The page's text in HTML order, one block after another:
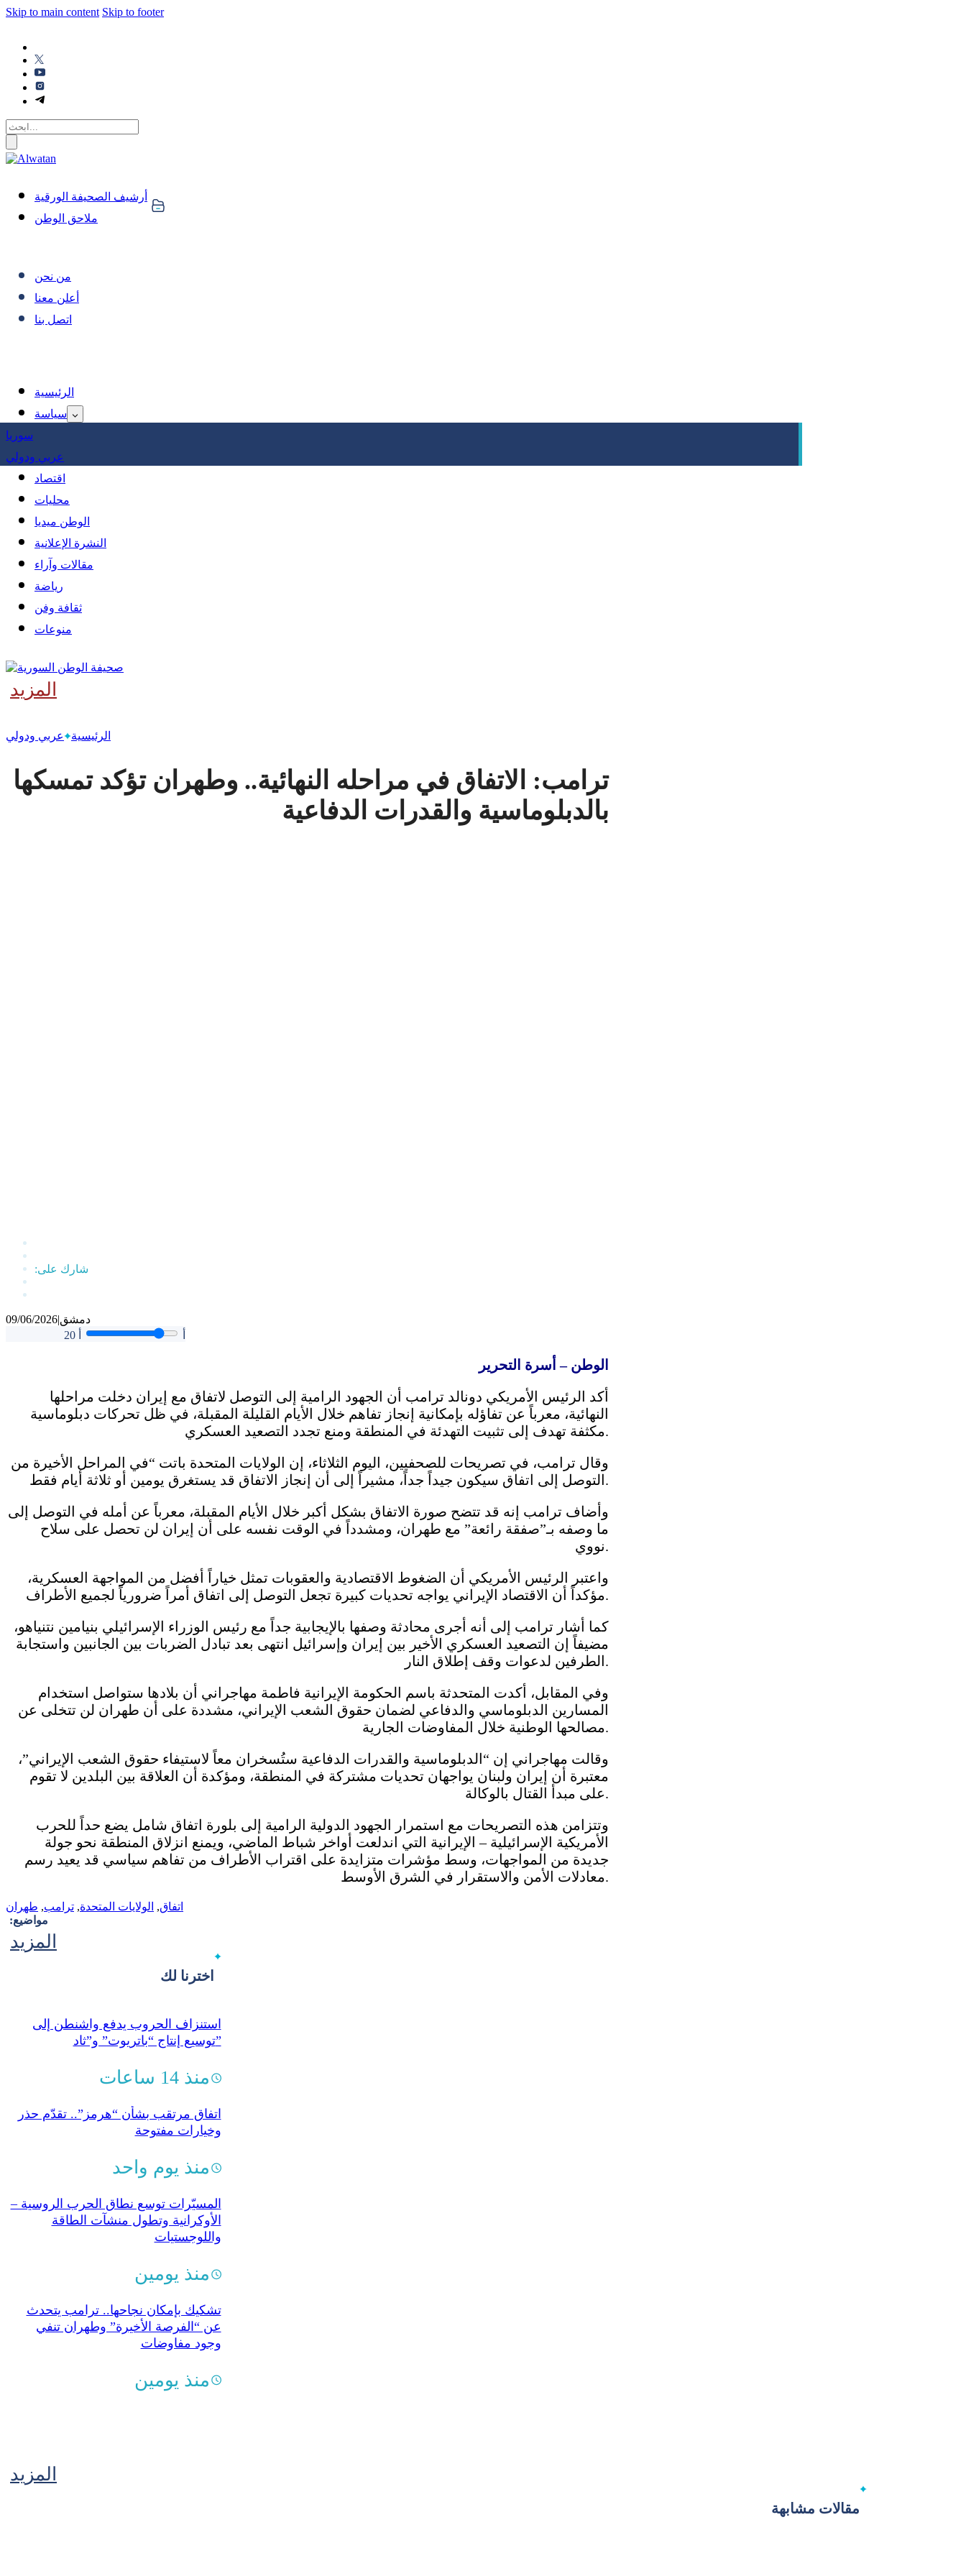
Skip to main content Skip to footer
أرشيف الصحيفة الورقية
ملاحق الوطن
من نحن
أعلن معنا
اتصل بنا
الرئيسية
سياسة
سوريا
عربي ودولي
اقتصاد
محليات
الوطن ميديا
النشرة الإعلانية
مقالات وآراء
رياضة
ثقافة وفن
منوعات
المزيد
الأخبار:‬ الرئيسية عربي ودولي
ترامب: الاتفاق في مراحله النهائية.. وطهران تؤكد تمسكها
بالدبلوماسية والقدرات الدفاعية
09/06/2026|دمشق
20
الوطن – أسرة التحرير
أكد الرئيس الأمريكي دونالد ترامب أن الجهود الرامية إلى التوصل لاتفاق مع إيران دخلت مراحلها
النهائية، معرباً عن تفاؤله بإمكانية إنجاز تفاهم خلال الأيام القليلة المقبلة، في ظل تحركات دبلوماسية
مكثفة تهدف إلى تثبيت التهدئة في المنطقة ومنع تجدد التصعيد العسكري.
وقال ترامب، في تصريحات للصحفيين، اليوم الثلاثاء، إن الولايات المتحدة باتت “في المراحل الأخيرة من
التوصل إلى اتفاق سيكون جيداً جداً، مشيراً إلى أن إنجاز الاتفاق قد يستغرق يومين أو ثلاثة أيام فقط.
وأضاف ترامب إنه قد تتضح صورة الاتفاق بشكل أكبر خلال الأيام المقبلة، معرباً عن أمله في التوصل إلى
ما وصفه بـ”صفقة رائعة” مع طهران، ومشدداً في الوقت نفسه على أن إيران لن تحصل على سلاح
نووي.
واعتبر الرئيس الأمريكي أن الضغوط الاقتصادية والعقوبات تمثل خياراً أفضل من المواجهة العسكرية،
مؤكداً أن الاقتصاد الإيراني يواجه تحديات كبيرة تجعل التوصل إلى اتفاق أمراً ضرورياً لجميع الأطراف.
كما أشار ترامب إلى أنه أجرى محادثة وصفها بالإيجابية جداً مع رئيس الوزراء الإسرائيلي بنيامين نتنياهو،
مضيفاً إن التصعيد العسكري الأخير بين إيران وإسرائيل انتهى بعد تبادل الضربات بين الجانبين واستجابة
الطرفين لدعوات وقف إطلاق النار.
وفي المقابل، أكدت المتحدثة باسم الحكومة الإيرانية فاطمة مهاجراني أن بلادها ستواصل استخدام
المسارين الدبلوماسي والدفاعي لضمان حقوق الشعب الإيراني، مشددة على أن طهران لن تتخلى عن
مصالحها الوطنية خلال المفاوضات الجارية.
وقالت مهاجراني إن “الدبلوماسية والقدرات الدفاعية ستُسخران معاً لاستيفاء حقوق الشعب الإيراني”،
معتبرة أن إيران ولبنان يواجهان تحديات مشتركة في المنطقة، ومؤكدة أن العلاقة بين البلدين لا تقوم
على مبدأ القتال بالوكالة.
وتتزامن هذه التصريحات مع استمرار الجهود الدولية الرامية إلى بلورة اتفاق شامل يضع حداً للحرب
الأمريكية الإسرائيلية – الإيرانية التي اندلعت أواخر شباط الماضي، ويمنع انزلاق المنطقة نحو جولة
جديدة من المواجهات، وسط مؤشرات متزايدة على اقتراب الأطراف من تفاهم سياسي قد يعيد رسم
معادلات الأمن والاستقرار في الشرق الأوسط.
اتفاق, الولايات المتحدة, ترامب, طهران
مواضيع:
المزيد
اخترنا لك
استنزاف الحروب يدفع واشنطن إلى
توسيع إنتاج “باتريوت” و”ثاد”
منذ 14 ساعات
اتفاق مرتقب بشأن “هرمز”.. تقدّم حذر
وخيارات مفتوحة
منذ يوم واحد
المسيّرات توسع نطاق الحرب الروسية –
الأوكرانية وتطول منشآت الطاقة
واللوجستيات
منذ يومين
تشكيك بإمكان نجاحها.. ترامب يتحدث
عن “الفرصة الأخيرة” وطهران تنفي
وجود مفاوضات
منذ يومين
المزيد
مقالات مشابهة